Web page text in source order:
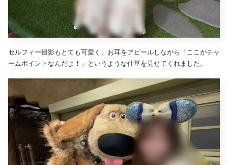
セルフィー撮影もとても可愛く、お耳をアピールしながら「ここがチャ
ームポイントなんだよ！」というような仕草を見せてくれました。